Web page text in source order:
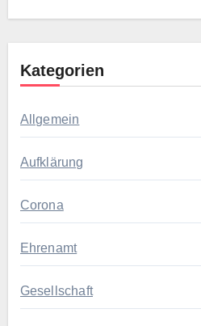
Kategorien
Allgemein
Aufklärung
Corona
Ehrenamt
Gesellschaft